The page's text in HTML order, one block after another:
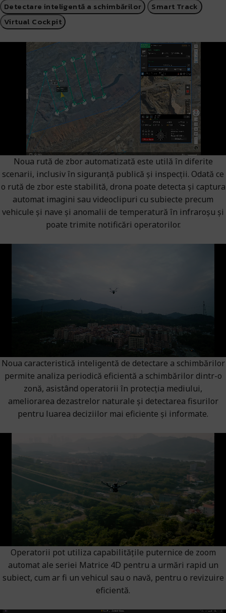
Detectare inteligentă a schimbărilor
Smart Track
Virtual Cockpit
Noua rută de zbor automatizată este utilă în diferite
scenarii, inclusiv în siguranță publică și inspecții. Odată ce
o rută de zbor este stabilită, drona poate detecta și captura
automat imagini sau videoclipuri cu subiecte precum
vehicule și nave și anomalii de temperatură în infraroșu și
poate trimite notificări operatorilor.
Noua caracteristică inteligentă de detectare a schimbărilor
permite analiza periodică eficientă a schimbărilor dintr-o
zonă, asistând operatorii în protecția mediului,
ameliorarea dezastrelor naturale și detectarea fisurilor
pentru luarea deciziilor mai eficiente și informate.
Operatorii pot utiliza capabilitățile puternice de zoom
automat ale seriei Matrice 4D pentru a urmări rapid un
subiect, cum ar fi un vehicul sau o navă, pentru o revizuire
eficientă.